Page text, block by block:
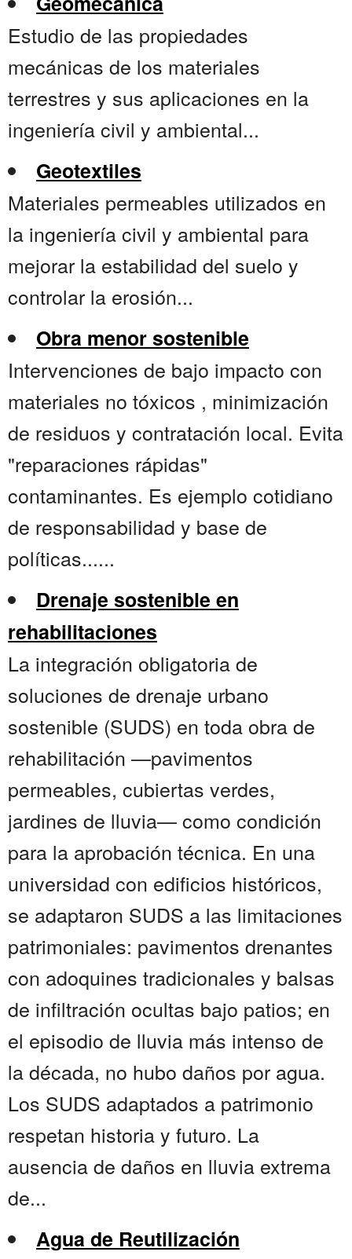
Estudio de las propiedades
mecánicas de los materiales
terrestres y sus aplicaciones en la
ingeniería civil y ambiental...
Geotextiles
Materiales permeables utilizados en
la ingeniería civil y ambiental para
mejorar la estabilidad del suelo y
controlar la erosión...
Obra menor sostenible
Intervenciones de bajo impacto con
materiales no tóxicos , minimización
de residuos y contratación local. Evita
"reparaciones rápidas"
contaminantes. Es ejemplo cotidiano
de responsabilidad y base de
políticas......
Drenaje sostenible en
rehabilitaciones
La integración obligatoria de
soluciones de drenaje urbano
sostenible (SUDS) en toda obra de
rehabilitación —pavimentos
permeables, cubiertas verdes,
jardines de lluvia— como condición
para la aprobación técnica. En una
universidad con edificios históricos,
se adaptaron SUDS a las limitaciones
patrimoniales: pavimentos drenantes
con adoquines tradicionales y balsas
de infiltración ocultas bajo patios; en
el episodio de lluvia más intenso de
la década, no hubo daños por agua.
Los SUDS adaptados a patrimonio
respetan historia y futuro. La
ausencia de daños en lluvia extrema
de...
Agua de Reutilización